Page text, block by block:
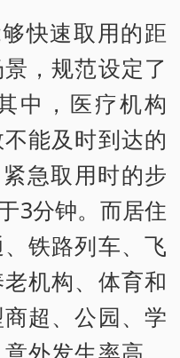
快速取用的距
，规范设定了
中，医疗机构
能及时到达的
急取用时的步
3分钟。而居住
铁路列车、飞
机构、体育和
超、公园、学